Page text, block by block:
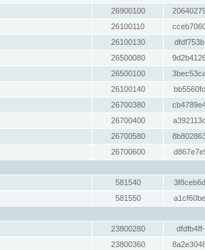
26900100
26100110
26100130
26500080
26500100
26100140
26700380
26700400
26700580
26700600
581540
581550
23800280
23800360